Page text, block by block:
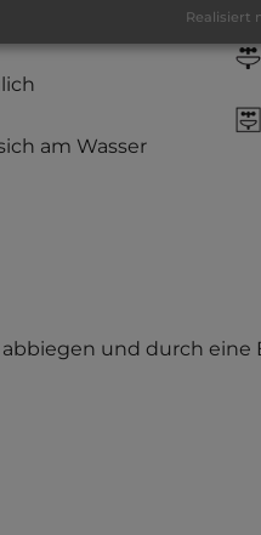
am Wasser
abbiegen und durch
Realisiert